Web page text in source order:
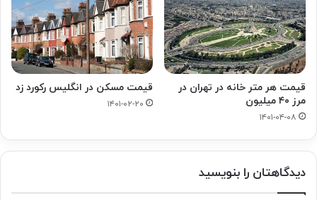
قیمت هر متر خانه در تهران در
مرز ۴۰ میلیون
۱۴۰۱-۰۴-۰۸
قیمت مسکن در انگلیس رکورد زد
۱۴۰۱-۰۲-۲۰
دیدگاهتان را بنویسید